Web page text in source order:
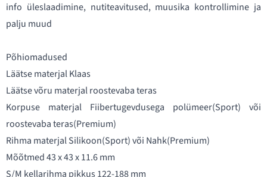
info üleslaadimine, nutiteavitused, muusika kontrollimine ja
palju muud
Põhiomadused
Läätse materjal Klaas
Läätse võru materjal roostevaba teras
Korpuse materjal Fiibertugevdusega polümeer(Sport) või
roostevaba teras(Premium)
Rihma materjal Silikoon(Sport) või Nahk(Premium)
Mõõtmed 43 x 43 x 11.6 mm
S/M kellarihma pikkus 122-188 mm